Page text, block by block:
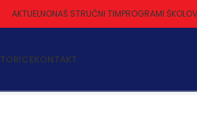
AKTUELNONAŠ STRUČNI TIMPROGRAMI
KONTAKT